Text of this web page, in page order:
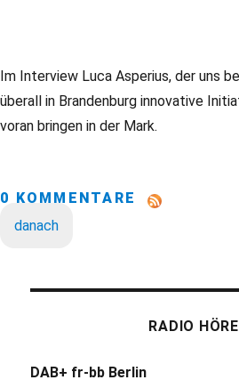
Im Interview Luca Asperius, der uns
überall in Brandenburg innovative
voran bringen in der Mark.
0 KOMMENTARE
danach
RADIO
DAB+ fr-bb Berlin